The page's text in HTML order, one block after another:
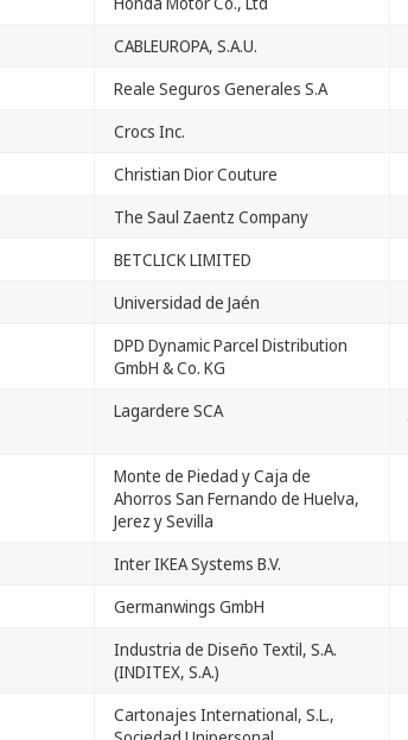
CABLEUROPA, S.A.U.
Reale Seguros Generales S.A
Crocs Inc.
Christian Dior Couture
The Saul Zaentz Company
BETCLICK LIMITED
Universidad de Jaén
DPD Dynamic Parcel Distribution
GmbH & Co. KG
Lagardere SCA
Monte de Piedad y Caja de
Ahorros San Fernando de Huelva,
Jerez y Sevilla
Inter IKEA Systems B.V.
Germanwings GmbH
Industria de Diseño Textil, S.A.
(INDITEX, S.A.)
Cartonajes International, S.L.,